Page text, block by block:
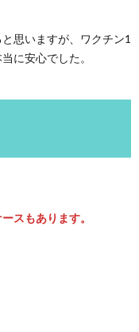
思いますが、ワクチン1
に安心でした。
スもあります。